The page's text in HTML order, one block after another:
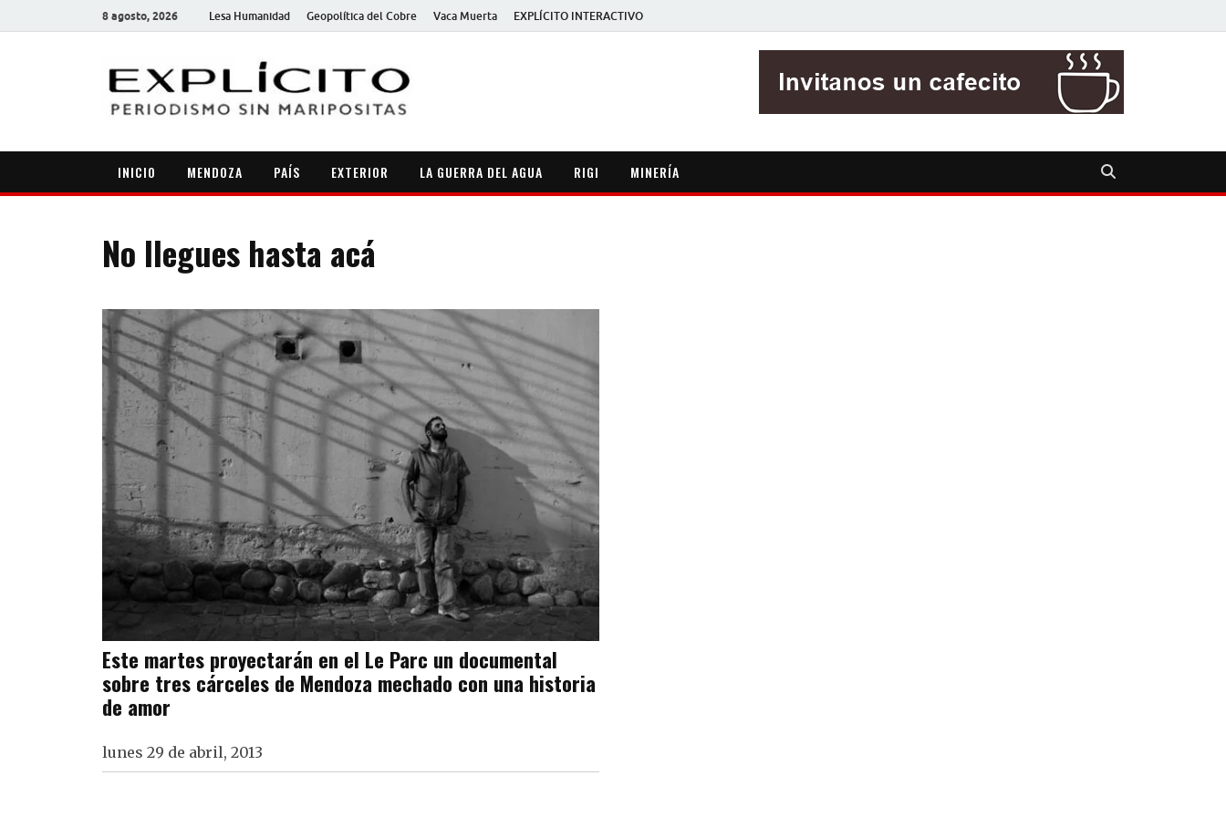
8 agosto, 2026 Lesa Humanidad Geopolítica del Cobre Vaca Muerta EXPLÍCITO INTERACTIVO
INICIO MENDOZA PAÍS EXTERIOR LA GUERRA DEL AGUA RIGI MINERÍA
No llegues hasta acá
Este martes proyectarán en el Le Parc un documental
sobre tres cárceles de Mendoza mechado con una historia
de amor
lunes 29 de abril, 2013